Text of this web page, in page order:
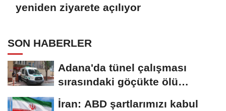
yeniden ziyarete açılıyor
SON HABERLER
Adana'da tünel çalışması
sırasındaki göçükte ölü
sayısı...
İran: ABD şartlarımızı kabul